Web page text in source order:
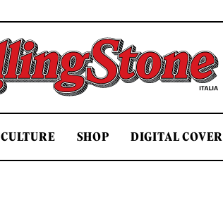
Rolling Stone Italia
CULTURE SHOP DIGITAL COVER